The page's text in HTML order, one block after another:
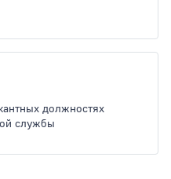
должностях
службы